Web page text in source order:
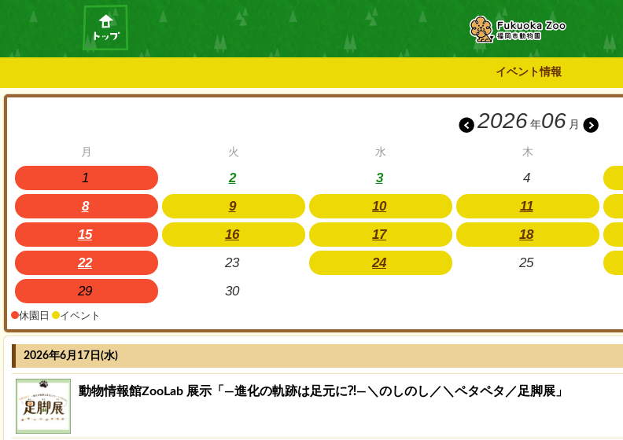
イベント情報
2026 年06 月
月 火 水 木
1 2 3 4
8
9 10 11
15
16 17 18
22
23 24 25
29
30
休園日 イベント
2026年6月17日(水)
動物情報館ZooLab 展示「―進化の軌跡は足元に⁈―＼のしのし／＼ペタペタ／足脚展」